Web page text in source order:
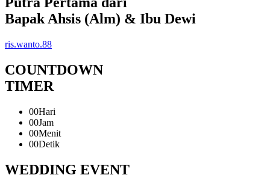
Bapak Ahsis (Alm) & Ibu Dewi
ris.wanto.88
COUNTDOWN
TIMER
00Hari
00Jam
00Menit
00Detik
WEDDING EVENT